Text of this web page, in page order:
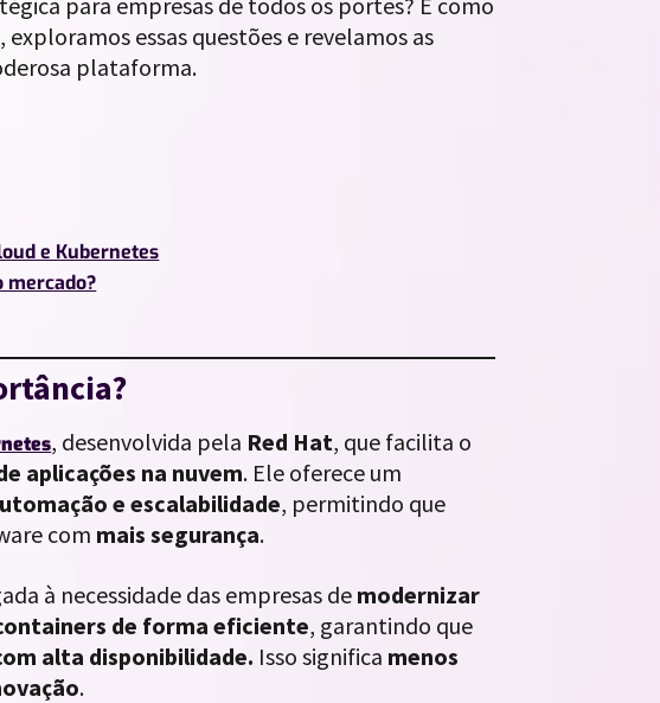
essas questões e revelamos as
plataforma.
e Kubernetes
mercado?
, desenvolvida pela Red Hat, que facilita o
aplicações na nuvem. Ele oferece um
e escalabilidade, permitindo que
com mais segurança.
à necessidade das empresas de modernizar
de forma eficiente, garantindo que
alta disponibilidade. Isso significa menos
.